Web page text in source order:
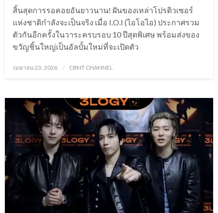
สิ้นสุดการรอคอยอันยาวนาน! ฝันของเหล่าโปรดิวเซอร์
แห่งชาติกำลังจะเป็นจริง เมื่อ I.O.I (ไอโอไอ) ประกาศรวม
ตัวกันอีกครั้งในวาระครบรอบ 10 ปีสุดพิเศษ พร้อมส่งของ
ขวัญชิ้นใหญ่เป็นอัลบั้มใหม่ที่จะเปิดตัว
Posted
เมษายน 23, 2026 CBNT CHANNEL